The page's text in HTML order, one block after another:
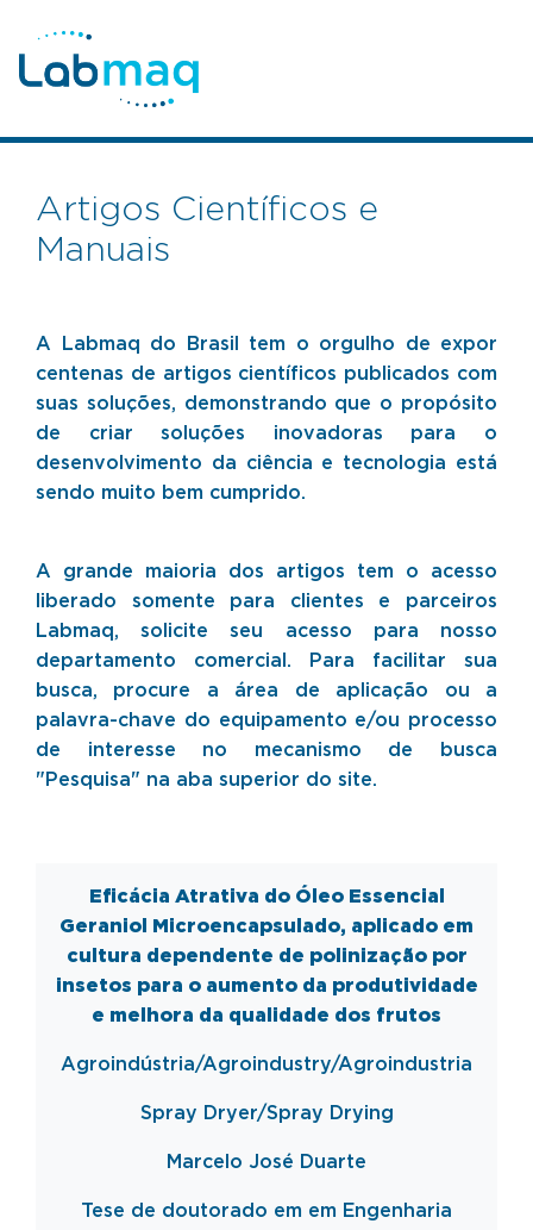
Artigos Científicos e
Manuais
A Labmaq do Brasil tem o orgulho de expor
centenas de artigos científicos publicados com
suas soluções, demonstrando que o propósito
de criar soluções inovadoras para o
desenvolvimento da ciência e tecnologia está
sendo muito bem cumprido.
A grande maioria dos artigos tem o acesso
liberado somente para clientes e parceiros
Labmaq, solicite seu acesso para nosso
departamento comercial. Para facilitar sua
busca, procure a área de aplicação ou a
palavra-chave do equipamento e/ou processo
de interesse no mecanismo de busca
"Pesquisa" na aba superior do site.
Eficácia Atrativa do Óleo Essencial
Geraniol Microencapsulado, aplicado em
cultura dependente de polinização por
insetos para o aumento da produtividade
e melhora da qualidade dos frutos
Agroindústria/Agroindustry/Agroindustria
Spray Dryer/Spray Drying
Marcelo José Duarte
Tese de doutorado em em Engenharia